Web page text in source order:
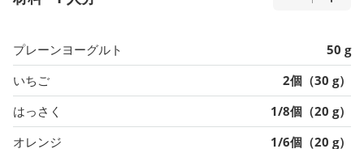
プレーンヨーグルト
50 g
いちご
2個（30 g）
はっさく
1/8個（20 g）
オレンジ
1/6個（20 g）